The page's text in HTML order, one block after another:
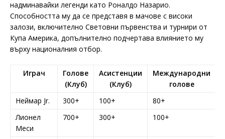
надминавайки легенди като Роналдо Назарио.
Способността му да се представя в мачове с високи
залози, включително Световни първенства и турнири от
Купа Америка, допълнително подчертава влиянието му
върху националния отбор.
Играч
Голове
(Клуб)
Асистенции
(Клуб)
Международни
голове
Неймар Jr.
300+ 100+
80+
Лионел
Меси
700+ 300+ 100+